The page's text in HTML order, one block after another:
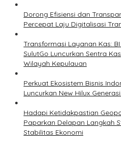
Dorong Efisiensi dan
Percepat Laju Digitalisasi
Transformasi Layanan Kas:
SulutGo Luncurkan Sentra
Wilayah Kepulauan
Perkuat Ekosistem Bisnis
Luncurkan New Hilux
Hadapi Ketidakpastian
Paparkan Delapan Langkah
Stabilitas Ekonomi